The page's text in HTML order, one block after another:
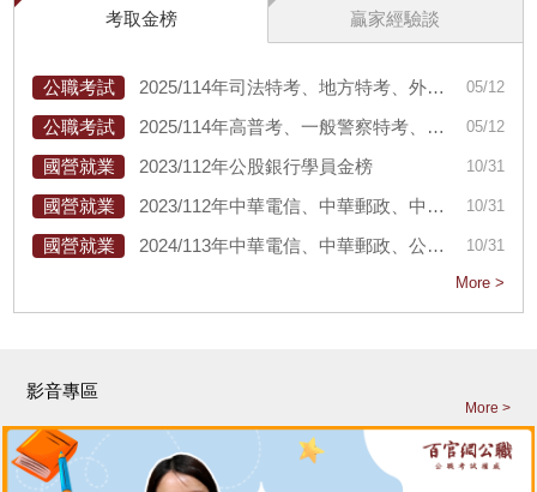
考取金榜 贏家經驗談
公職考試 2025/114年司法特考、地方特考、外交特考、技師考試、記帳士考試、調查局特考、國安局特考公職學員金榜，頂尖齊聚、尊爵不凡 05/12
公職考試 2025/114年高普考、一般警察特考、關務特考、身心障礙特考、原住民特考公職學員金榜 05/12
國營就業 2023/112年公股銀行學員金榜 10/31
國營就業 2023/112年中華電信、中華郵政、中油僱員、台電僱員、國營事業學員金榜 10/31
國營就業 2024/113年中華電信、中華郵政、公股銀行、國營事業學員金榜 10/31
More >
More >
影音專區